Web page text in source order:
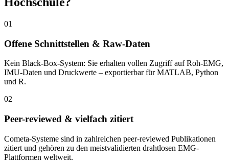
01
Offene Schnittstellen & Raw-Daten
Kein Black-Box-System: Sie erhalten vollen Zugriff auf Roh-EMG,
IMU-Daten und Druckwerte – exportierbar für MATLAB, Python
und R.
02
Peer-reviewed & vielfach zitiert
Cometa-Systeme sind in zahlreichen peer-reviewed Publikationen
zitiert und gehören zu den meistvalidierten drahtlosen EMG-
Plattformen weltweit.